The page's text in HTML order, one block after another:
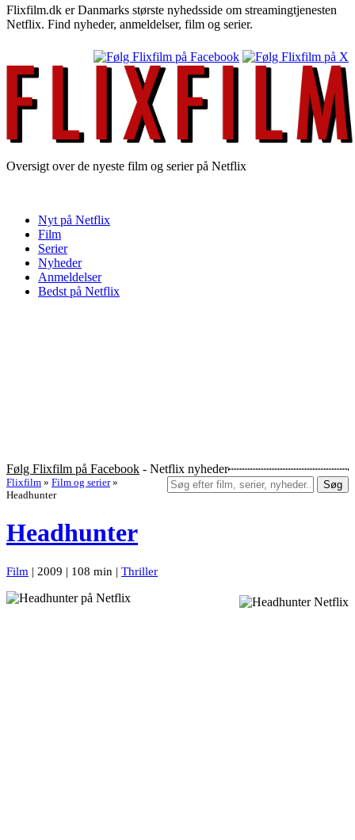
Flixfilm.dk er Danmarks største nyhedsside om streamingtjenesten
Netflix. Find nyheder, anmeldelser, film og serier.
Oversigt over de nyeste film og serier på Netflix
Nyt på Netflix
Film
Serier
Nyheder
Anmeldelser
Bedst på Netflix
Følg Flixfilm på Facebook - Netflix nyheder
Søg
Flixfilm » Film og serier »
Headhunter
Headhunter
Film | 2009 | 108 min | Thriller